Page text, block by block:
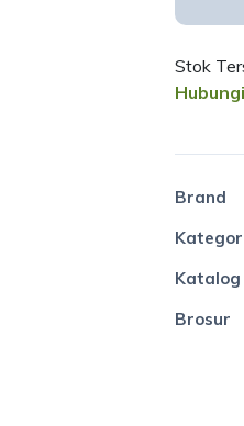
Stok
Brand
Katalog
Brosur